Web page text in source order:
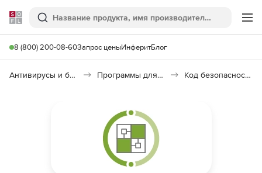
Softline
Поиск
8 (800) 200-08-60Запрос ценыИнферитБлог
Антивирусы и безопасность Программы для защиты информации Код безопасности: АПКШ «Континент»